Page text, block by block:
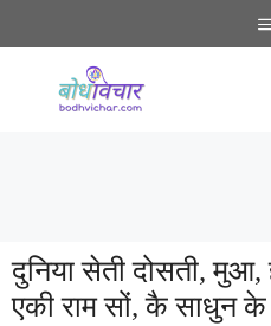
to
दुनिया सेती दोसती,
एकी राम सों, कै साधुन